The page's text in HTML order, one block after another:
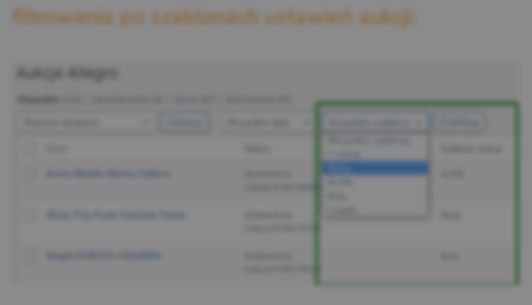
filtrowania po szablonach ustawień aukcji: